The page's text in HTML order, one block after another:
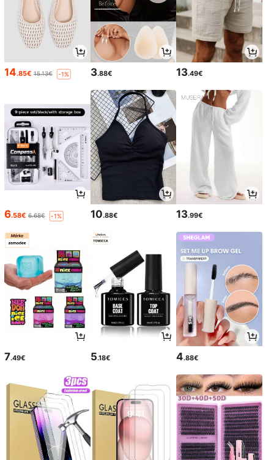
14.85€ 15.13€ -1% 3.88€ 13.49€
6.58€ 6.68€ -1% 10.88€ 13.99€
7.49€ 5.18€ 4.88€